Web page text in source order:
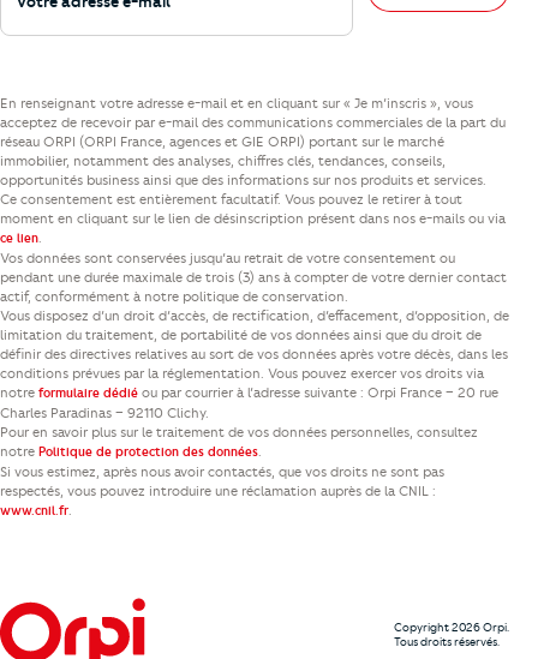
En renseignant votre adresse e-mail et en cliquant sur « Je m’inscris », vous
acceptez de recevoir par e-mail des communications commerciales de la part du
réseau ORPI (ORPI France, agences et GIE ORPI) portant sur le marché
immobilier, notamment des analyses, chiffres clés, tendances, conseils,
opportunités business ainsi que des informations sur nos produits et services.
Ce consentement est entièrement facultatif. Vous pouvez le retirer à tout
moment en cliquant sur le lien de désinscription présent dans nos e-mails ou via
ce lien.
Vos données sont conservées jusqu’au retrait de votre consentement ou
pendant une durée maximale de trois (3) ans à compter de votre dernier contact
actif, conformément à notre politique de conservation.
Vous disposez d’un droit d’accès, de rectification, d’effacement, d’opposition, de
limitation du traitement, de portabilité de vos données ainsi que du droit de
définir des directives relatives au sort de vos données après votre décès, dans les
conditions prévues par la réglementation. Vous pouvez exercer vos droits via
notre formulaire dédié ou par courrier à l’adresse suivante : Orpi France – 20 rue
Charles Paradinas – 92110 Clichy.
Pour en savoir plus sur le traitement de vos données personnelles, consultez
notre Politique de protection des données.
Si vous estimez, après nous avoir contactés, que vos droits ne sont pas
respectés, vous pouvez introduire une réclamation auprès de la CNIL :
www.cnil.fr.
Copyright 2026 Orpi.
Tous droits réservés.